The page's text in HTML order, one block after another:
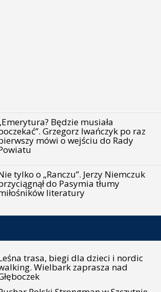
Będzie musiała
Grzegorz Iwańczyk po raz
mówi o wejściu do Rady
tylko o „Ranczu”. Jerzy Niemczuk
do Pasymia tłumy
literatury
trasa, biegi dla dzieci i nordic
Wielbark zaprasza nad